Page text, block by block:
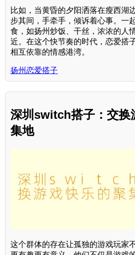
比如，当黄昏的夕阳洒落在瘦西湖
步其间，手牵手，倾诉着心事。一
食，如扬州炒饭、干丝，浓浓的人
近。在这个快节奏的时代，恋爱搭
相互依靠的情感港湾。
扬州恋爱搭子
深圳switch搭子：交换
集地
这个群体的存在让孤独的游戏玩家